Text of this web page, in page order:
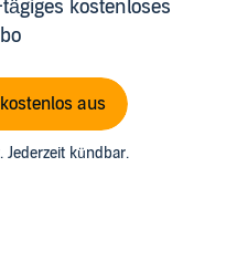
kostenloses
aus
Jederzeit kündbar.